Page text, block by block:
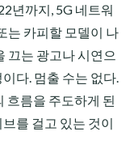
년까지, 5G 네트워
는 카피할 모델이 나
끄는 광고나 시연으
다. 멈출 수는 없다.
흐름을 주도하게 된
를 걸고 있는 것이